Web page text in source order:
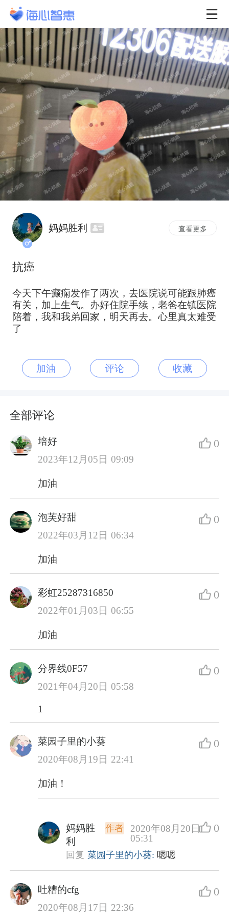
妈妈胜利 查看更多
抗癌
今天下午癫痫发作了两次，去医院说可能跟肺癌
有关，加上生气。办好住院手续，老爸在镇医院
陪着，我和我弟回家，明天再去。心里真太难受
了
加油 评论 收藏
全部评论
培好
2023年12月05日 09:09
0
加油
泡芙好甜
2022年03月12日 06:34
0
加油
彩虹25287316850
2022年01月03日 06:55
0
加油
分界线0F57
2021年04月20日 05:58
0
1
菜园子里的小葵
2020年08月19日 22:41
0
加油！
妈妈胜
利
作者
2020年08月20日
05:31
0
回复 菜园子里的小葵: 嗯嗯
吐糟的cfg
2020年08月17日 22:36
0